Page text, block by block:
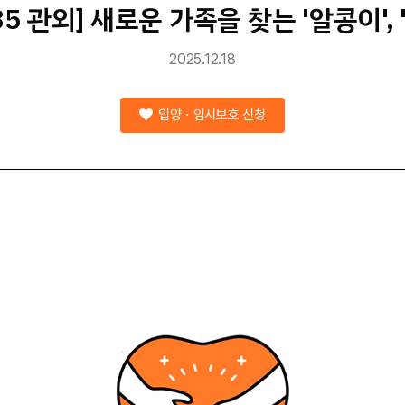
관외] 새로운 가족을 찾는 '알콩이',
2025.12.18
입양ㆍ임시보호 신청